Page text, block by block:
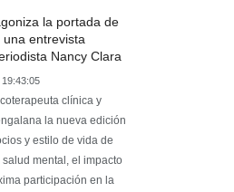
la portada de
entrevista
Nancy Clara
19:43:05
clínica y
la nueva edición
y estilo de vida de
mental, el impacto
participación en la